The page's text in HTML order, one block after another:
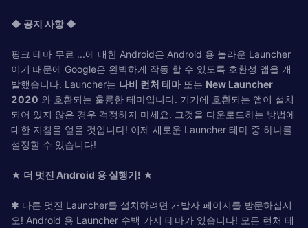
◆ 공지 사항 ◆
핑크 테마 무료 ...에 대한 Android은 Android 용 놀라운 Launcher
이기 때문에 Google은 완벽하게 작동 할 수 있도록 호환성 앱을 개
발했습니다. Launcher는 나비 런처 테마또는 New Launcher
2020 와 호환되는 훌륭한 테마입니다. 기기에 호환되는 앱이 설치
되어 있지 않은 경우 걱정하지 마세요. 그것을 다운로드하는 방법에
대한 지침을 얻을 것입니다! 이제 새로운 Launcher 테마 중 하나를
설정할 수 있습니다!
★ 더 멋진 Android 용 실행기! ★
✱ 다른 멋진 Launcher를 설치하려면 개발자 페이지를 방문하십시
오! Android 용 Launcher 수백 가지 테마가 있습니다! 모든 런처 테